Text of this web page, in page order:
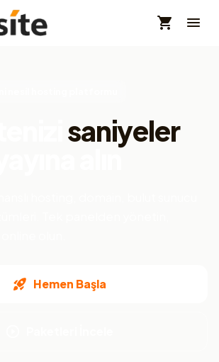
saniyeler
alın
Hemen Başla